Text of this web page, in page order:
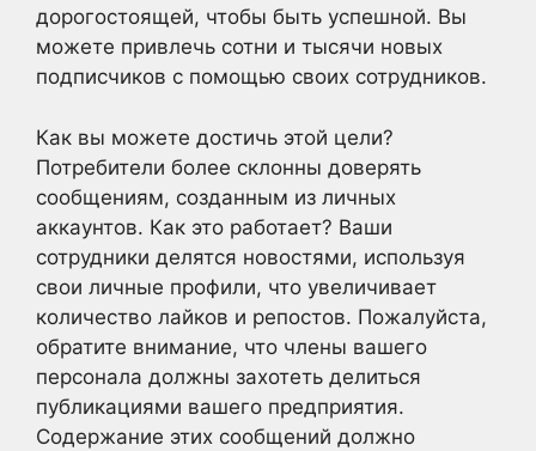
дорогостоящей, чтобы быть успешной. Вы
можете привлечь сотни и тысячи новых
подписчиков с помощью своих сотрудников.
Как вы можете достичь этой цели?
Потребители более склонны доверять
сообщениям, созданным из личных
аккаунтов. Как это работает? Ваши
сотрудники делятся новостями, используя
свои личные профили, что увеличивает
количество лайков и репостов. Пожалуйста,
обратите внимание, что члены вашего
персонала должны захотеть делиться
публикациями вашего предприятия.
Содержание этих сообщений должно